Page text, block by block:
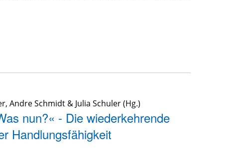
,Andre Schmidt & Julia Schuler(Hg.)
nun?« - Die wiederkehrende
Handlungsfähigkeit